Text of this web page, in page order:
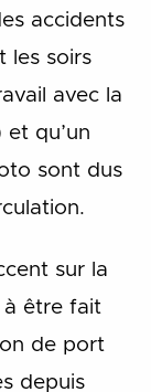
accidents
les soirs
avec la
qu’un
sont dus
sur la
à être fait
de port
depuis